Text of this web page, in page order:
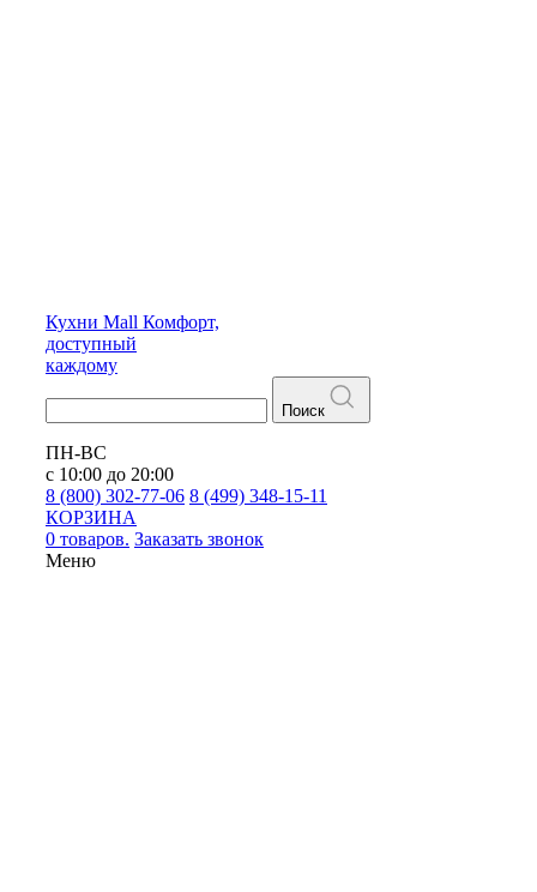
Кухни Mall Комфорт,
доступный
каждому
Поиск
ПН-ВС
с 10:00 до 20:00
8 (800) 302-77-06 8 (499) 348-15-11
КОРЗИНА
0 товаров. Заказать звонок
Меню